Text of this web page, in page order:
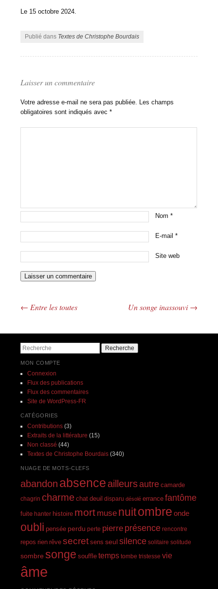
Le 15 octobre 2024.
Publié dans Textes de Christophe Bourdais
Laisser un commentaire
Votre adresse e-mail ne sera pas publiée. Les champs
obligatoires sont indiqués avec*
Nom*
E-mail*
Site web
Navigation des articles
← Entre les toutes Un songe inassouvi→
Recherche
MON COMPTE
Connexion
Flux des publications
Flux des commentaires
Site de WordPress-FR
CATÉGORIES
Contributions(3)
Extraits de la littérature (15)
Non classé (44)
Textes de Christophe Bourdais(340)
NUAGE DE MOTS-CLEFS
abandon absence ailleursautre camarde
chagrin charme chat deuil disparu désolé errance fantôme
fuite hanter histoire mort muse nuitombre onde
oubli pensée perdu perte pierre présence rencontre
repos rien rêve secret sens seul silence solitaire solitude
sombre songe souffle temps tombe tristesse vie
âme